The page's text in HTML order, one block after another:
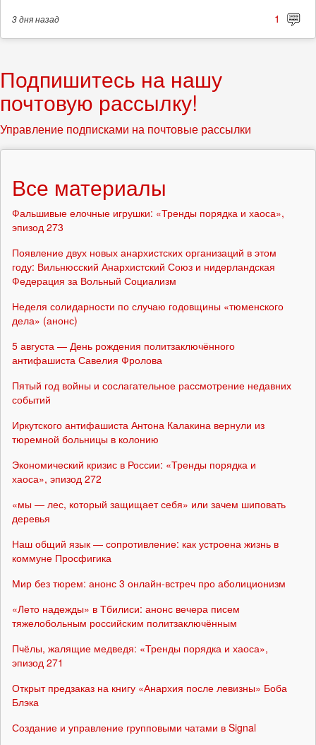
3 дняназад 1
Подпишитесь на нашу
почтовую рассылку!
Управление подписками на почтовые рассылки
Все материалы
Фальшивые елочные игрушки: «Тренды порядка и хаоса»,
эпизод 273
Появление двух новых анархистских организаций в этом
году: Вильнюсский Анархистский Союз и нидерландская
Федерация за Вольный Социализм
Неделя солидарности по случаю годовщины «тюменского
дела» (анонс)
5 августа — День рождения политзаключённого
антифашиста Савелия Фролова
Пятый год войны и сослагательное рассмотрение недавних
событий
Иркутского антифашиста Антона Калакина вернули из
тюремной больницы в колонию
Экономический кризис в России: «Тренды порядка и
хаоса», эпизод 272
«мы — лес, который защищает себя» или зачем шиповать
деревья
Наш общий язык — сопротивление: как устроена жизнь в
коммуне Просфигика
Мир без тюрем: анонс 3 онлайн-встреч про аболиционизм
«Лето надежды» в Тбилиси: анонс вечера писем
тяжелобольным российским политзаключённым
Пчёлы, жалящие медведя: «Тренды порядка и хаоса»,
эпизод 271
Открыт предзаказ на книгу «Анархия после левизны» Боба
Блэка
Создание и управление групповыми чатами в Signal